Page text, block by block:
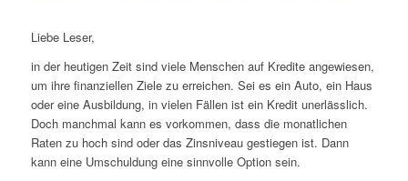
Liebe Leser,
in der heutigen Zeit sind viele Menschen auf Kredite angewiesen,
um ihre finanziellen Ziele zu erreichen. Sei es ein Auto, ein Haus
oder eine Ausbildung, in vielen Fällen ist ein Kredit unerlässlich.
Doch manchmal kann es vorkommen, dass die monatlichen
Raten zu hoch sind oder das Zinsniveau gestiegen ist. Dann
kann eine Umschuldung eine sinnvolle Option sein.